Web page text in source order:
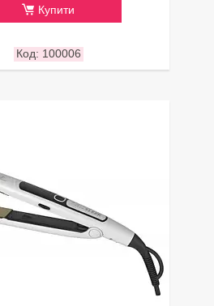
Купити
100006